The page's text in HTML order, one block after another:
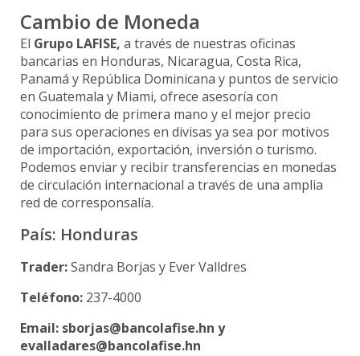
Cambio de Moneda
El Grupo LAFISE, a través de nuestras oficinas
bancarias en Honduras, Nicaragua, Costa Rica,
Panamá y República Dominicana y puntos de servicio
en Guatemala y Miami, ofrece asesoría con
conocimiento de primera mano y el mejor precio
para sus operaciones en divisas ya sea por motivos
de importación, exportación, inversión o turismo.
Podemos enviar y recibir transferencias en monedas
de circulación internacional a través de una amplia
red de corresponsalía.
País: Honduras
Trader:Sandra Borjas y Ever Valldres
Teléfono: 237-4000
Email: sborjas@bancolafise.hn y
evalladares@bancolafise.hn